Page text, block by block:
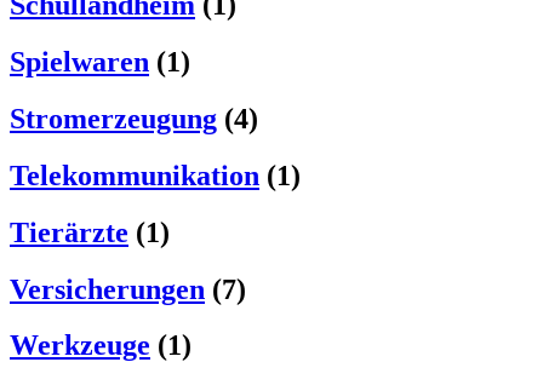
Spielwaren (1)
Stromerzeugung (4)
Telekommunikation (1)
Tierärzte (1)
Versicherungen (7)
Werkzeuge (1)